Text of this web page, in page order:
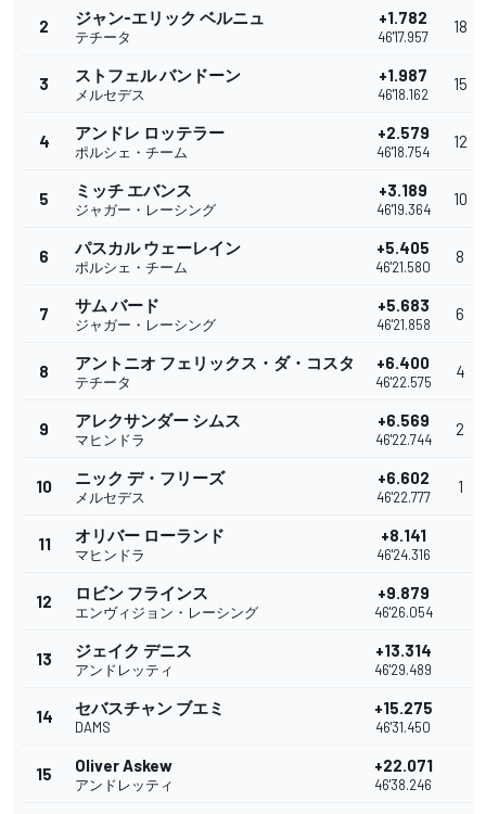
2 ジャン-エリック ベルニュ
テチータ
+1.782
46'17.957
18
3 ストフェル バンドーン
メルセデス
+1.987
46'18.162
15
4 アンドレ ロッテラー
ポルシェ・チーム
+2.579
46'18.754
12
5 ミッチ エバンス
ジャガー・レーシング
+3.189
46'19.364
10
6 パスカル ウェーレイン
ポルシェ・チーム
+5.405
46'21.580
8
7 サム バード
ジャガー・レーシング
+5.683
46'21.858
6
8 アントニオ フェリックス・ダ・コスタ
テチータ
+6.400
46'22.575
4
9 アレクサンダー シムス
マヒンドラ
+6.569
46'22.744
2
10 ニック デ・フリーズ
メルセデス
+6.602
46'22.777
1
11 オリバー ローランド
マヒンドラ
+8.141
46'24.316
12 ロビン フラインス
エンヴィジョン・レーシング
+9.879
46'26.054
13 ジェイク デニス
アンドレッティ
+13.314
46'29.489
14 セバスチャン ブエミ
DAMS
+15.275
46'31.450
15 Oliver Askew
アンドレッティ
+22.071
46'38.246